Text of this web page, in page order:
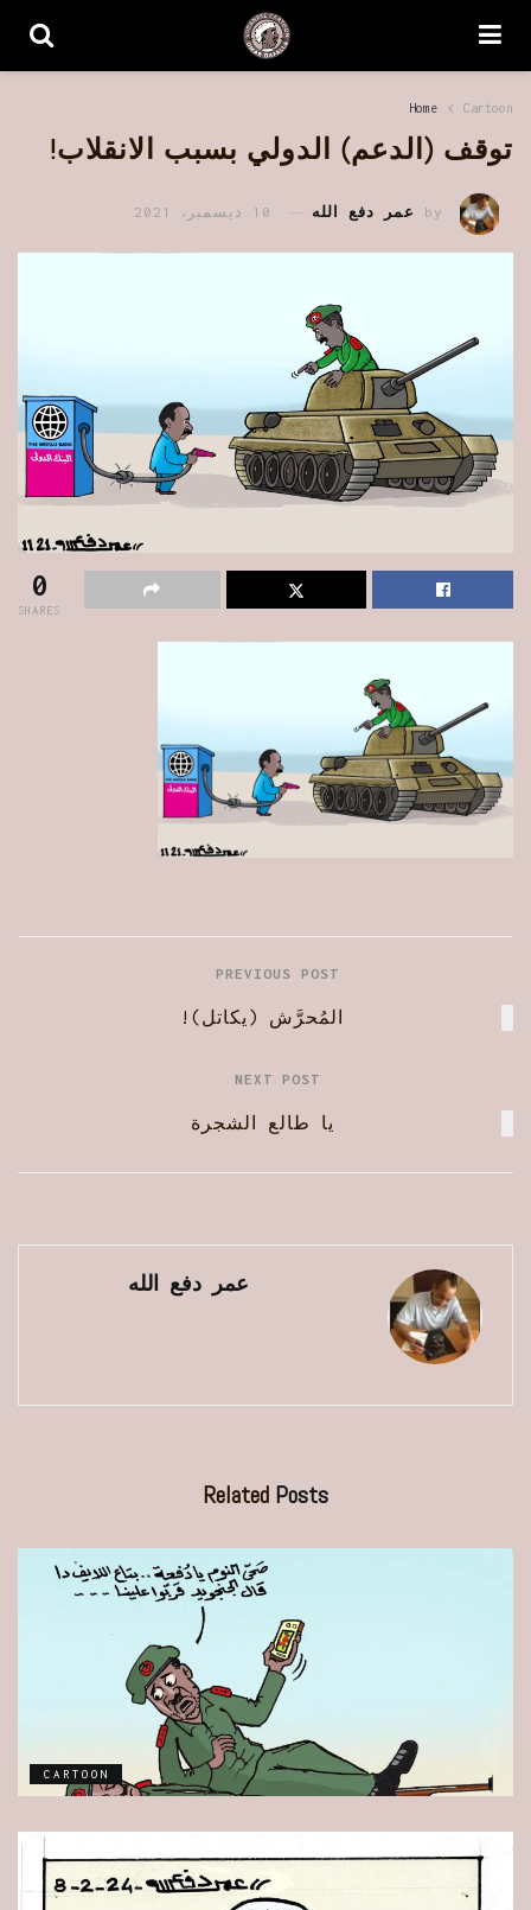
Home Cartoon
توقف (الدعم) الدولي بسبب الانقلاب!
by عمر دفع الله 10 ديسمبر، 2021
0
SHARES
PREVIOUS POST
المُحرَّش (يكاتل)!
NEXT POST
يا طالع الشجرة
عمر دفع الله
Related Posts
CARTOON